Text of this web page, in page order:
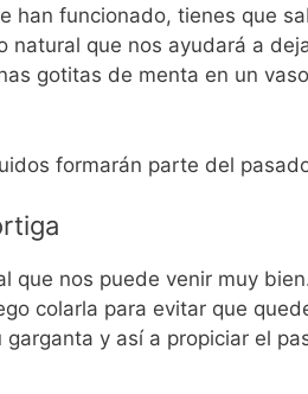
han funcionado, tienes que
natural que nos ayudará a
gotitas de menta en un
formarán parte del
que nos puede venir muy
colarla para evitar que
y así a propiciar el